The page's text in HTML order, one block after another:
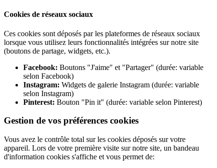
Cookies de réseaux sociaux
Ces cookies sont déposés par les plateformes de réseaux sociaux
lorsque vous utilisez leurs fonctionnalités intégrées sur notre site
(boutons de partage, widgets, etc.).
Facebook: Boutons "J'aime" et "Partager" (durée: variable
selon Facebook)
Instagram: Widgets de galerie Instagram (durée: variable
selon Instagram)
Pinterest: Bouton "Pin it" (durée: variable selon Pinterest)
Gestion de vos préférences cookies
Vous avez le contrôle total sur les cookies déposés sur votre
appareil. Lors de votre première visite sur notre site, un bandeau
d'information cookies s'affiche et vous permet de: